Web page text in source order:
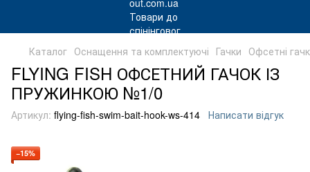
Каталог Оснащення та комплектуючі Гачки Офсетні
FLYING FISH ОФСЕТНИЙ ГАЧОК ІЗ
ПРУЖИНКОЮ №1/0
Артикул: flying-fish-swim-bait-hook-ws-414 Написати відгук
−15%